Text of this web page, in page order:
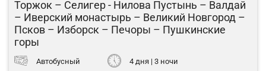
Торжок – Селигер - Нилова Пустынь – Валдай
– Иверский монастырь – Великий Новгород –
Псков – Изборск – Печоры – Пушкинские
горы
Автобусный 4 дня | 3 ночи